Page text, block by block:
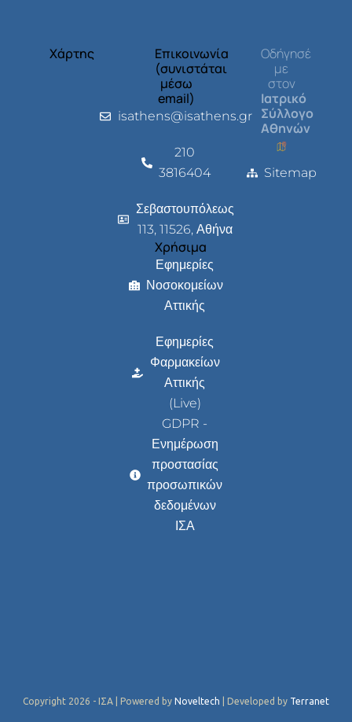
Χάρτης
Επικοινωνία
(συνιστάται
μέσω
email)
isathens@isathens.gr
210
3816404
Σεβαστουπόλεως
113, 11526, Αθήνα
Χρήσιμα
Εφημερίες
Νοσοκομείων
Αττικής
Εφημερίες
Φαρμακείων
Αττικής
(Live)
GDPR -
Ενημέρωση
προστασίας
προσωπικών
δεδομένων
ΙΣΑ
Οδήγησέ
με
στον
Ιατρικό
Σύλλογο
Αθηνών
Sitemap
Copyright 2026 - ΙΣΑ | Powered by Noveltech | Developed by Terranet